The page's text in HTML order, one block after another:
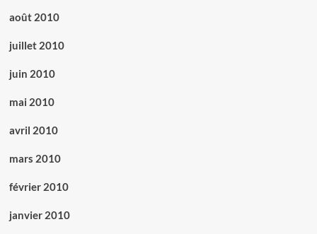
août 2010
juillet 2010
juin 2010
mai 2010
avril 2010
mars 2010
février 2010
janvier 2010